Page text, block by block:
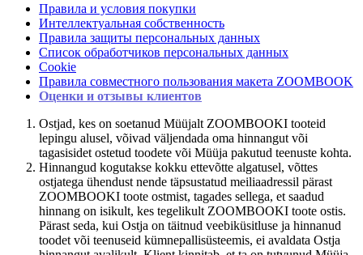
Правила и условия покупки
Интеллектуальная собственность
Правила защиты персональных данных
Список обработчиков персональных данных
Cookie
Правила совместного пользования макета ZOOMBOOK
Оценки и отзывы клиентов
Ostjad, kes on soetanud Müüjalt ZOOMBOOKI tooteid
lepingu alusel, võivad väljendada oma hinnangut või
tagasisidet ostetud toodete või Müüja pakutud teenuste kohta.
Hinnangud kogutakse kokku ettevõtte algatusel, võttes
ostjatega ühendust nende täpsustatud meiliaadressil pärast
ZOOMBOOKI toote ostmist, tagades sellega, et saadud
hinnang on isikult, kes tegelikult ZOOMBOOKI toote ostis.
Pärast seda, kui Ostja on täitnud veebiküsitluse ja hinnanud
toodet või teenuseid kümnepallisüsteemis, ei avaldata Ostja